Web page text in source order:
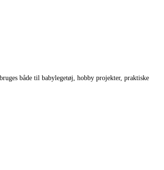
både til babylegetøj, hobby projekter, praktiske